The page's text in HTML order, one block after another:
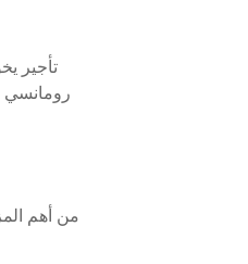
تأجير
رومانسي
من أهم